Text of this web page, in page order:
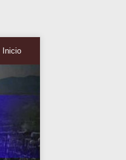
Inicio